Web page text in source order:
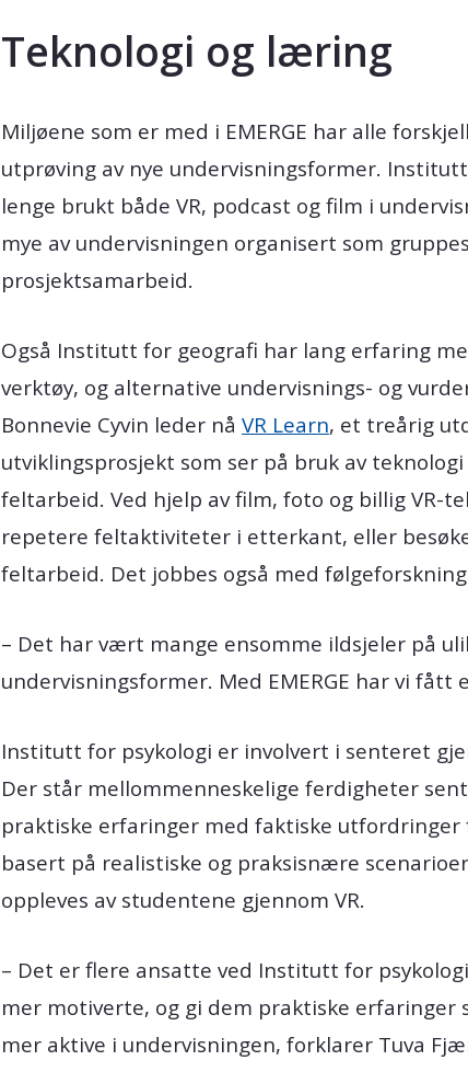
Teknologi og læring
Miljøene som er med i EMERGE har alle
utprøving av nye undervisningsformer.
lenge brukt både VR, podcast og film i
mye av undervisningen organisert som
prosjektsamarbeid.
Også Institutt for geografi har lang erfaring
verktøy, og alternative undervisnings- og
Bonnevie Cyvin leder nå VR Learn, et treårig
utviklingsprosjekt som ser på bruk av
feltarbeid. Ved hjelp av film, foto og billig VR-
repetere feltaktiviteter i etterkant, eller
feltarbeid. Det jobbes også med
– Det har vært mange ensomme ildsjeler på
undervisningsformer. Med EMERGE har vi
Institutt for psykologi er involvert i senteret
Der står mellommenneskelige ferdigheter
praktiske erfaringer med faktiske
basert på realistiske og praksisnære
oppleves av studentene gjennom VR.
– Det er flere ansatte ved Institutt for
mer motiverte, og gi dem praktiske erfaringer
mer aktive i undervisningen, forklarer Tuva